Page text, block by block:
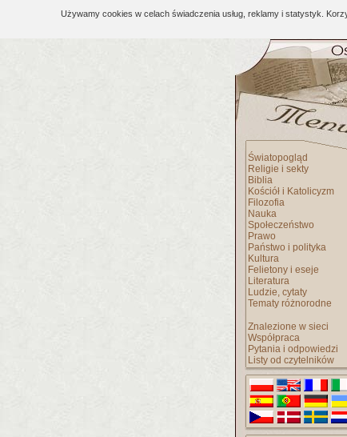
Używamy cookies w celach świadczenia usług, reklamy i statystyk.
Światopogląd
Religie i sekty
Biblia
Kościół i Katolicyzm
Filozofia
Nauka
Społeczeństwo
Prawo
Państwo i polityka
Kultura
Felietony i eseje
Literatura
Ludzie, cytaty
Tematy różnorodne
Znalezione w sieci
Współpraca
Pytania i odpowiedzi
Listy od czytelników